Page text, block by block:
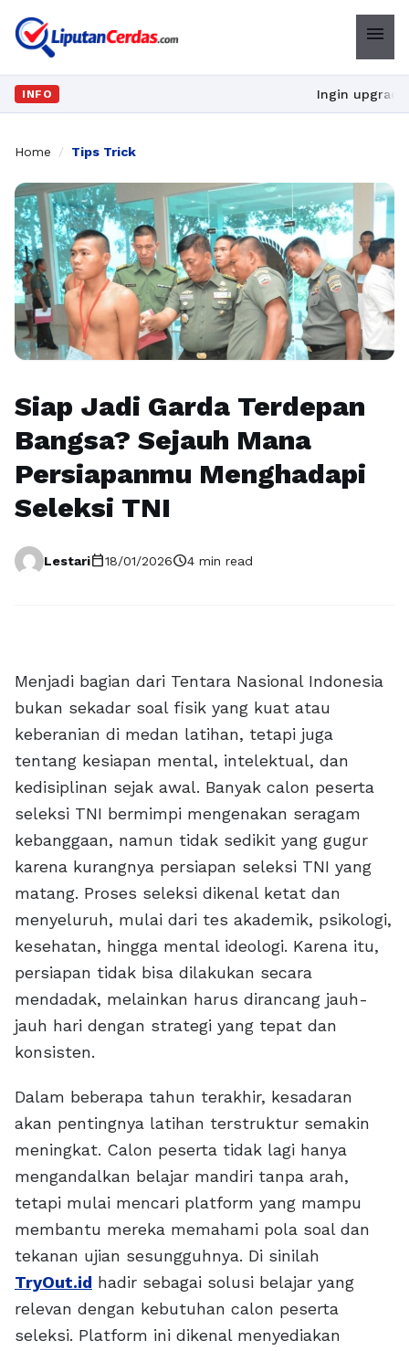
menu
INFO Ingin upgrade skill
Home / Tips Trick
Siap Jadi Garda Terdepan
Bangsa? Sejauh Mana
Persiapanmu Menghadapi
Seleksi TNI
Lestaricalendar_today18/01/2026schedule4 min read
Menjadi bagian dari Tentara Nasional Indonesia
bukan sekadar soal fisik yang kuat atau
keberanian di medan latihan, tetapi juga
tentang kesiapan mental, intelektual, dan
kedisiplinan sejak awal. Banyak calon peserta
seleksi TNI bermimpi mengenakan seragam
kebanggaan, namun tidak sedikit yang gugur
karena kurangnya persiapan seleksi TNI yang
matang. Proses seleksi dikenal ketat dan
menyeluruh, mulai dari tes akademik, psikologi,
kesehatan, hingga mental ideologi. Karena itu,
persiapan tidak bisa dilakukan secara
mendadak, melainkan harus dirancang jauh-
jauh hari dengan strategi yang tepat dan
konsisten.
Dalam beberapa tahun terakhir, kesadaran
akan pentingnya latihan terstruktur semakin
meningkat. Calon peserta tidak lagi hanya
mengandalkan belajar mandiri tanpa arah,
tetapi mulai mencari platform yang mampu
membantu mereka memahami pola soal dan
tekanan ujian sesungguhnya. Di sinilah
TryOut.id hadir sebagai solusi belajar yang
relevan dengan kebutuhan calon peserta
seleksi. Platform ini dikenal menyediakan